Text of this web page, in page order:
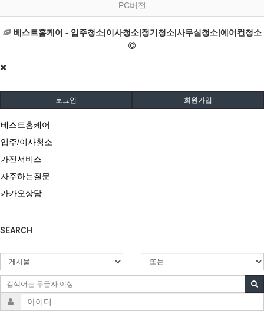
PC버전
베스트홈케어 - 입주청소|이사청소|정기청소|사무실청소|에어컨청소
로그인 회원가입
베스트홈케어
입주/이사청소
가전서비스
자주하는질문
카카오상담
SEARCH